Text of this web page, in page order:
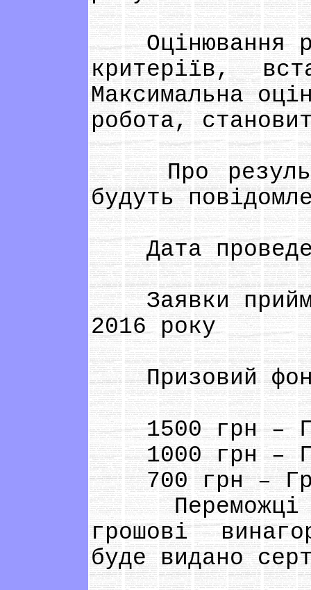
Оцінювання
критеріїв,
Максимальна
робота,
Про
будуть
Дата
Заявки
2016 року
Призовий
1500 грн –
1000 грн –
700 грн –
Переможці
грошові
буде видано